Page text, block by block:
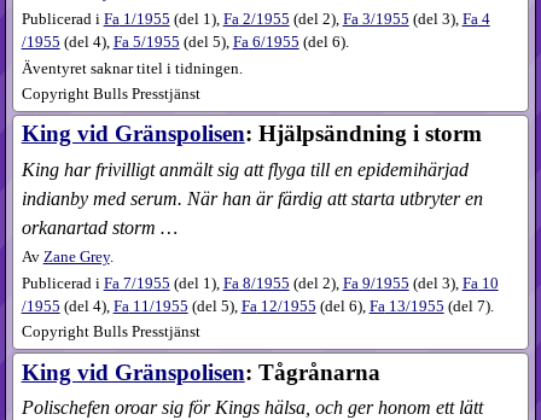
Publicerad i Fa1​/1955 (del 1), Fa2​/1955 (del 2), Fa3​/1955 (del 3), Fa4​
/1955 (del 4), Fa5​/1955 (del 5), Fa6​/1955 (del 6).
Äventyret saknar titel i tidningen.
Copyright Bulls Presstjänst
King vid Gränspolisen: Hjälpsändning i storm
King har frivilligt anmält sig att flyga till en epidemihärjad
indianby med serum. När han är färdig att starta utbryter en
orkanartad storm …
Av Zane Grey.
Publicerad i Fa7​/1955 (del 1), Fa8​/1955 (del 2), Fa9​/1955 (del 3), Fa10​
/1955 (del 4), Fa11​/1955 (del 5), Fa12​/1955 (del 6), Fa13​/1955 (del 7).
Copyright Bulls Presstjänst
King vid Gränspolisen: Tågrånarna
Polischefen oroar sig för Kings hälsa, och ger honom ett lätt